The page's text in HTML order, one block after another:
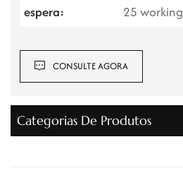
espera:
25 working
CONSULTE AGORA
Categorias De Produtos